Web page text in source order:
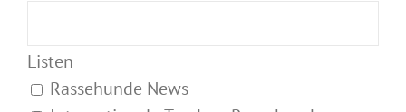
Listen
Rassehunde News